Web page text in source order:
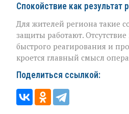
Спокойствие как результат
Для жителей региона такие
защиты работают.
быстрого реагирования и
кроется главный смысл
Поделиться ссылкой: